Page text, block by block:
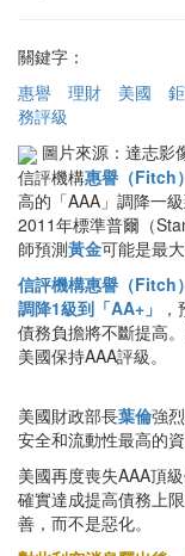
關鍵字：
惠譽
理財 美國
務評級
圖片來源：達志影
信評機構惠譽（Fitch）
高的「AAA」調降一
2011年標準普爾（
師預測黃金可能是最
信評機構惠譽（Fitch
調降1級到「AA+」
債務負擔將不斷提高
美國保持AAA評級。
美國財政部長葉倫強
安全和流動性最高的
美國再度喪失AAA頂
確實達成提高債務上
善，而不是惡化。